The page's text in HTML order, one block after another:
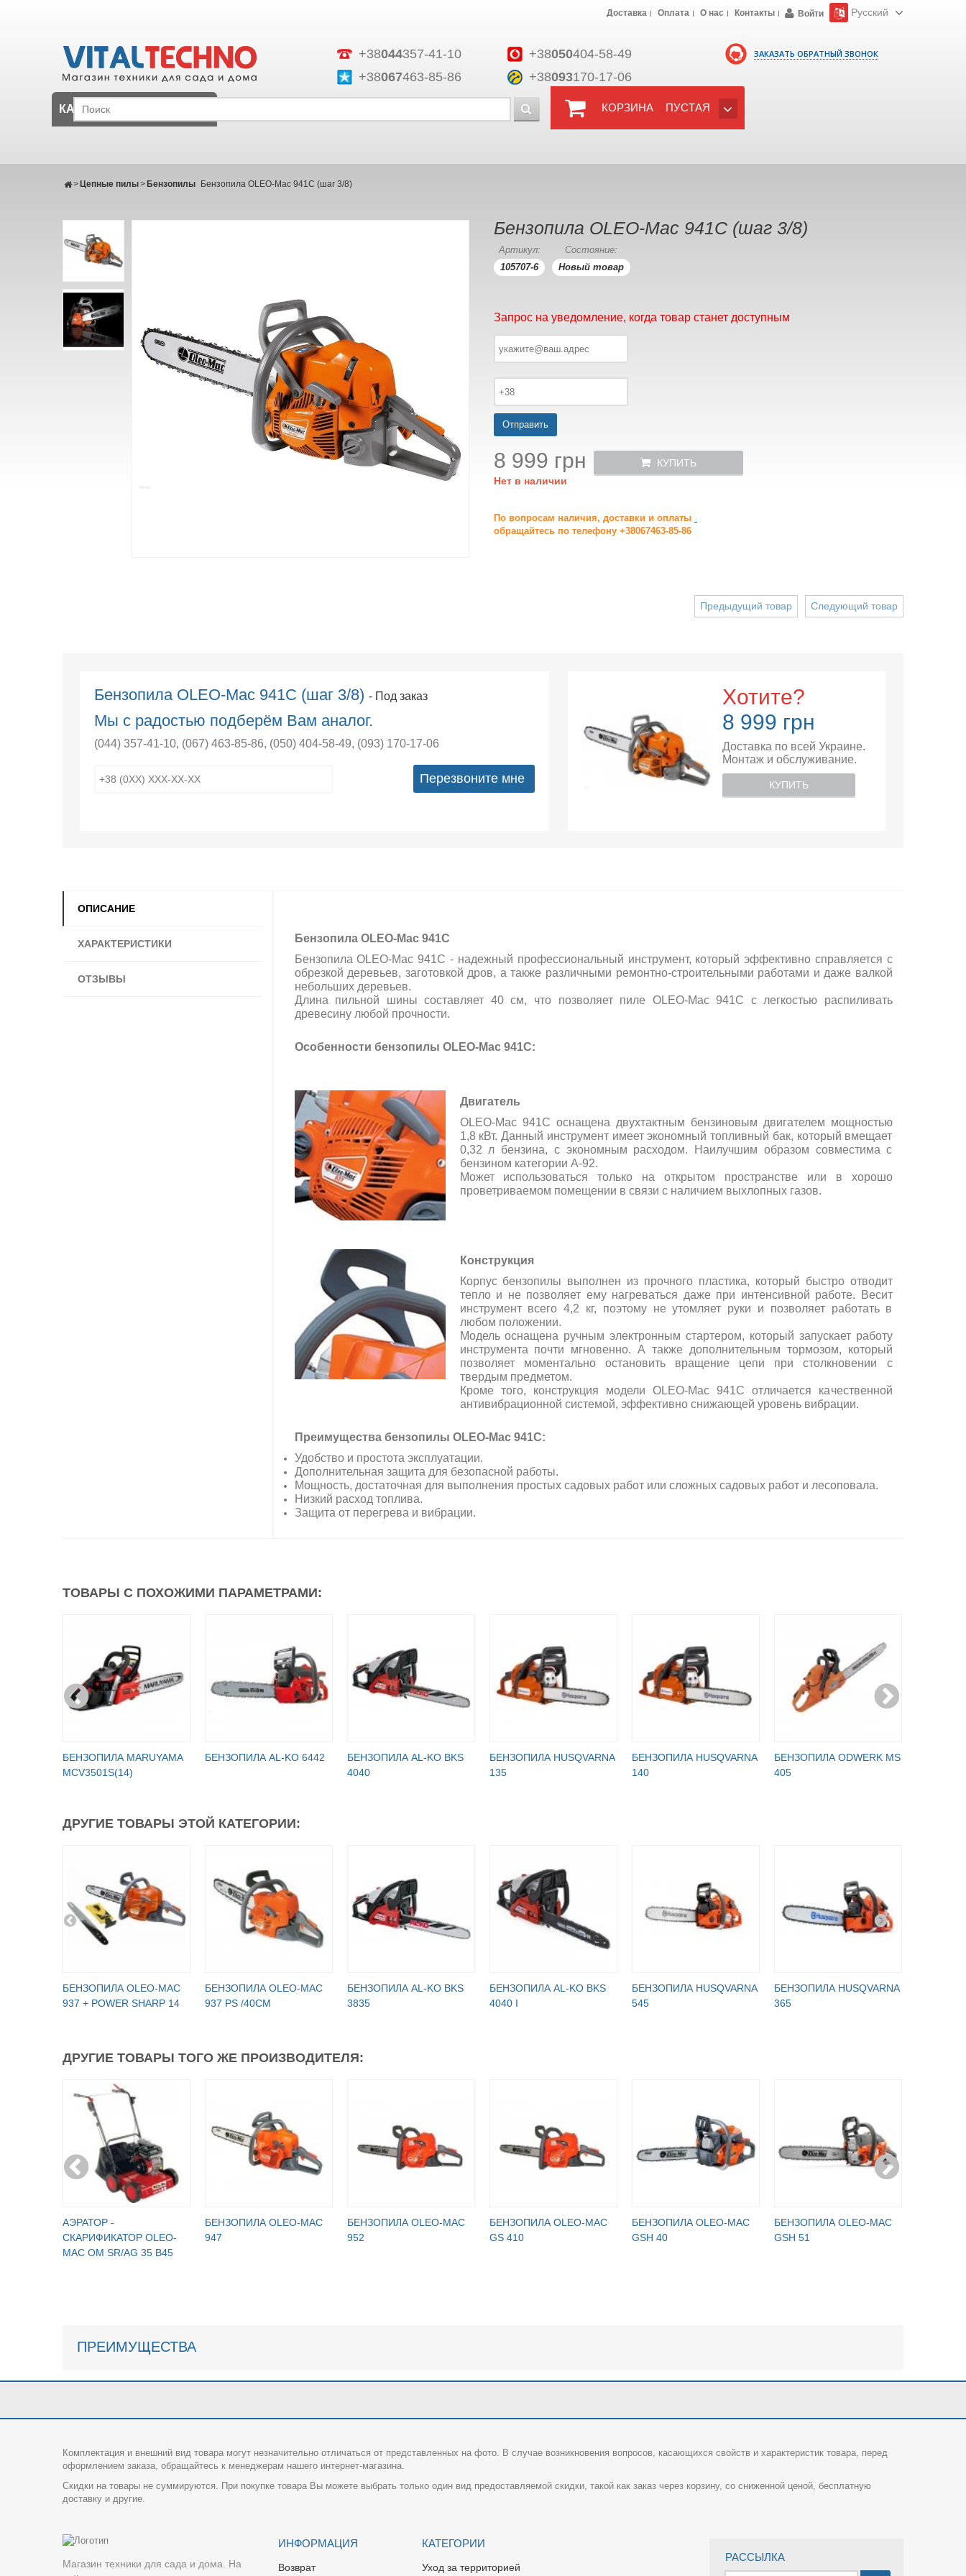
ЗАКАЗАТЬ ОБРАТНЫЙ ЗВОНОК
+38044357-41-10 +38050404-58-49
+38067463-85-86 +38093170-17-06
Доставка Оплата О нас Контакты Войти Русский
КОРЗИНА ПУСТАЯ
КАТАЛОГ
Цепные пилы
> Бензопилы
> Бензопила OLEO-Маc 941C (шаг 3/8)
Бензопила OLEO-Маc 941C (шаг 3/8)
Артикул:
105707-6
Состояние:
Новый товар
Запрос на уведомление, когда товар станет доступным
Отправить
8 999 грн
Нет в наличии
КУПИТЬ
По вопросам наличия, доставки и оплаты
обращайтесь по телефону +38067463-85-86
Следующий товар
Предыдущий товар
Бензопила OLEO-Маc 941C (шаг 3/8)- Под заказ
Мы с радостью подберём Вам аналог.
(044) 357-41-10, (067) 463-85-86, (050) 404-58-49, (093) 170-17-06
Перезвоните мне
Хотите?
8 999 грн
Доставка по всей Украине.
Монтаж и обслуживание.
КУПИТЬ
ОПИСАНИЕ
ХАРАКТЕРИСТИКИ
ОТЗЫВЫ
Бензопила OLEO-Маc 941C
Бензопила OLEO-Маc 941C - надежный профессиональный инструмент, который эффективно справляется с
обрезкой деревьев, заготовкой дров, а также различными ремонтно-строительными работами и даже валкой
небольших деревьев.
Длина пильной шины составляет 40 см, что позволяет пиле OLEO-Маc 941C с легкостью распиливать
древесину любой прочности.
Особенности бензопилы OLEO-Маc 941C:
Двигатель
OLEO-Маc 941C оснащена двухтактным бензиновым двигателем мощностью
1,8 кВт. Данный инструмент имеет экономный топливный бак, который вмещает
0,32 л бензина, с экономным расходом. Наилучшим образом совместима с
бензином категории А-92.
Может использоваться только на открытом пространстве или в хорошо
проветриваемом помещении в связи с наличием выхлопных газов.
Конструкция
Корпус бензопилы выполнен из прочного пластика, который быстро отводит
тепло и не позволяет ему нагреваться даже при интенсивной работе. Весит
инструмент всего 4,2 кг, поэтому не утомляет руки и позволяет работать в
любом положении.
Модель оснащена ручным электронным стартером, который запускает работу
инструмента почти мгновенно. А также дополнительным тормозом, который
позволяет моментально остановить вращение цепи при столкновении с
твердым предметом.
Кроме того, конструкция модели OLEO-Маc 941C отличается качественной
антивибрационной системой, эффективно снижающей уровень вибрации.
Преимущества бензопилы OLEO-Маc 941C:
Удобство и простота эксплуатации.
Дополнительная защита для безопасной работы.
Мощность, достаточная для выполнения простых садовых работ или сложных садовых работ и лесоповала.
Низкий расход топлива.
Защита от перегрева и вибрации.
ТОВАРЫ С ПОХОЖИМИ ПАРАМЕТРАМИ:
БЕНЗОПИЛА MARUYAMA
MCV3501S(14)
БЕНЗОПИЛА AL-KO 6442
БЕНЗОПИЛА AL-KO BKS
4040
БЕНЗОПИЛА HUSQVARNA
135
БЕНЗОПИЛА HUSQVARNA
140
БЕНЗОПИЛА ODWERK MS
405
ДРУГИЕ ТОВАРЫ ЭТОЙ КАТЕГОРИИ:
БЕНЗОПИЛА OLEO-МАC
937 + POWER SHARP 14
БЕНЗОПИЛА OLEO-МАC
937 PS /40СМ
БЕНЗОПИЛА AL-KO BKS
3835
БЕНЗОПИЛА AL-KO BKS
4040 I
БЕНЗОПИЛА HUSQVARNA
545
БЕНЗОПИЛА HUSQVARNA
365
ДРУГИЕ ТОВАРЫ ТОГО ЖЕ ПРОИЗВОДИТЕЛЯ:
АЭРАТОР -
СКАРИФИКАТОР OLEO-
MAC OM SR/AG 35 B45
БЕНЗОПИЛА OLEO-MAC
947
БЕНЗОПИЛА OLEO-MAC
952
БЕНЗОПИЛА OLEO-MAC
GS 410
БЕНЗОПИЛА OLEO-MAC
GSH 40
БЕНЗОПИЛА OLEO-MAC
GSH 51
ПРЕИМУЩЕСТВА
Комплектация и внешний вид товара могут незначительно отличаться от представленных на фото. В случае возникновения вопросов, касающихся свойств и характеристик товара, перед
оформлением заказа, обращайтесь к менеджерам нашего интернет-магазина.
Скидки на товары не суммируются. При покупке товара Вы можете выбрать только один вид предоставляемой скидки, такой как заказ через корзину, со сниженной ценой, бесплатную
доставку и другие.
Магазин техники для сада и дома. На
ИНФОРМАЦИЯ
Возврат
КАТЕГОРИИ
Уход за территорией
РАССЫЛКА